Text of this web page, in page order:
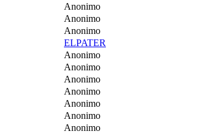
Anonimo
Anonimo
Anonimo
ELPATER
Anonimo
Anonimo
Anonimo
Anonimo
Anonimo
Anonimo
Anonimo